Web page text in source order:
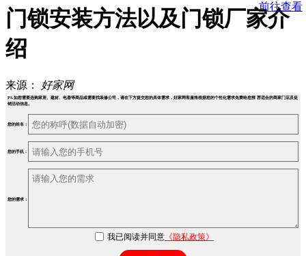
前往查看
门锁安装方法以及门锁厂家介
绍
来源： 好家网
PS.如您需要选购家居、建材、电器等商品或需要找装修公司，请在下方提交您的具体需求，好家网客服将根据您的个性化需求免费给您推 荐适合的商家门店及促
销活动信息。
您的姓名：
您的手机：
您的需求：
我已阅读并同意《隐私政策》